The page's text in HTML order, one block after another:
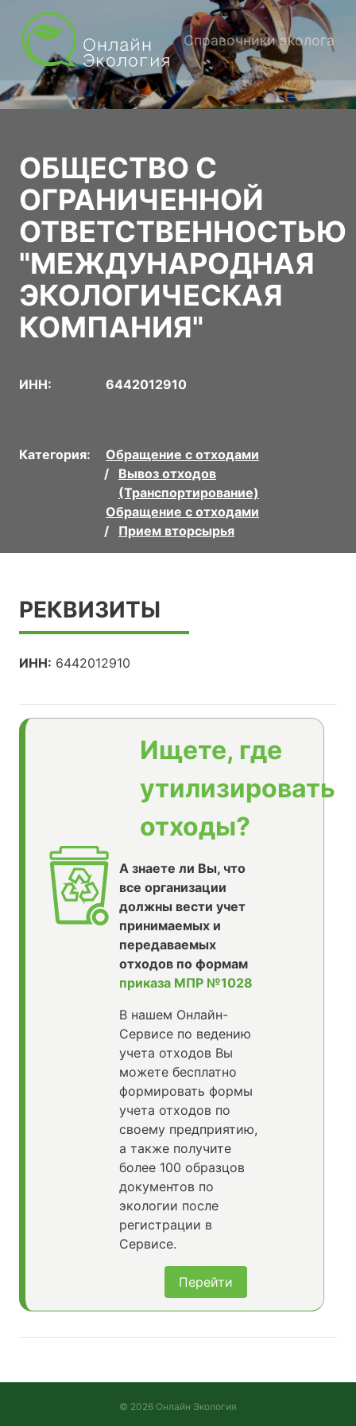
Справочники эколога
ОБЩЕСТВО С
ОГРАНИЧЕННОЙ
ОТВЕТСТВЕННОСТЬЮ
"МЕЖДУНАРОДНАЯ
ЭКОЛОГИЧЕСКАЯ
КОМПАНИЯ"
ИНН: 6442012910
Категория:
Обращение с отходами
Вывоз отходов
(Транспортирование)
Обращение с отходами
Прием вторсырья
РЕКВИЗИТЫ
ИНН: 6442012910
Ищете, где
утилизировать
отходы?
А знаете ли Вы, что
все организации
должны вести учет
принимаемых и
передаваемых
отходов по формам
приказа МПР №1028
В нашем Онлайн-
Сервисе по ведению
учета отходов Вы
можете бесплатно
формировать формы
учета отходов по
своему предприятию,
а также получите
более 100 образцов
документов по
экологии после
регистрации в
Сервисе.
Перейти
© 2026 Онлайн Экология